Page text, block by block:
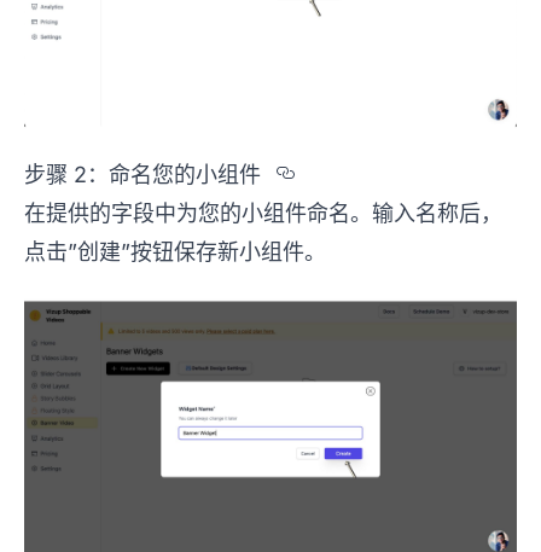
步骤 2：命名您的小组件
Section titled
在提供的字段中为您的小组件命名。输入名称后，
点击”创建”按钮保存新小组件。